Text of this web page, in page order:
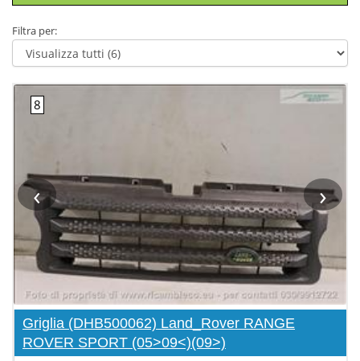
Filtra per:
‹ ›
Griglia (DHB500062) Land_Rover RANGE
ROVER SPORT (05>09<)(09>)